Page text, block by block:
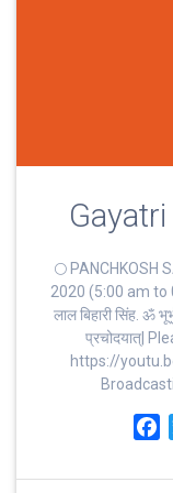
Gayatri
🌕 PANCHKOSH
2020 (5:00 am to
लाल बिहारी सिंह. ॐ
प्रचोदयात्‌|
https://
c